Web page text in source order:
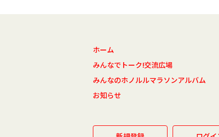
ホーム
みんなでトーク!交流広場
みんなのホノルルマラソンアルバム
お知らせ